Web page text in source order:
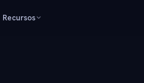
Recursos